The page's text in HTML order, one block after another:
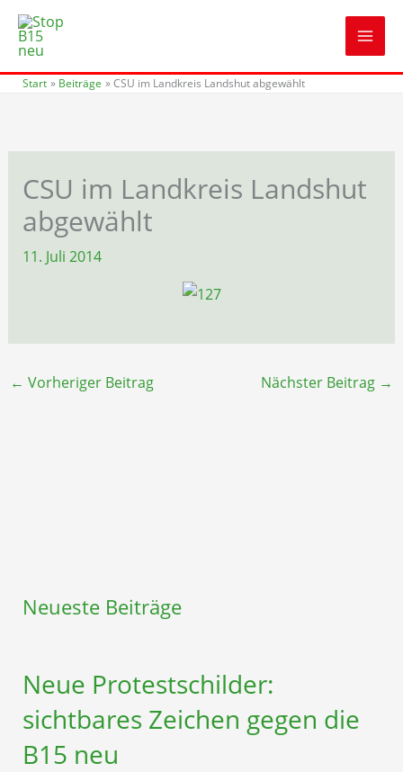
Zum
Inhalt
Start Beiträge CSU im Landkreis Landshut abgewählt
CSU im Landkreis Landshut
abgewählt
11. Juli 2014
← Vorheriger Beitrag Nächster Beitrag →
Neueste Beiträge
Neue Protestschilder:
sichtbares Zeichen gegen die
B15 neu